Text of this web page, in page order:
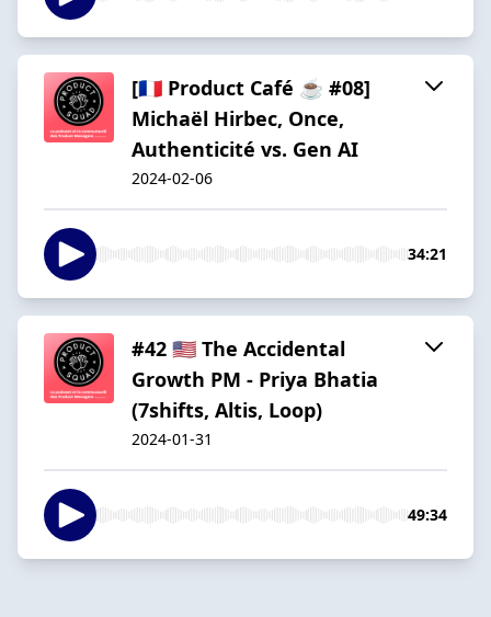
[🇫🇷 Product Café ☕️ #08]
Michaël Hirbec, Once,
Authenticité vs. Gen AI
2024-02-06
34:21
#42 🇺🇸 The Accidental
Growth PM - Priya Bhatia
(7shifts, Altis, Loop)
2024-01-31
49:34